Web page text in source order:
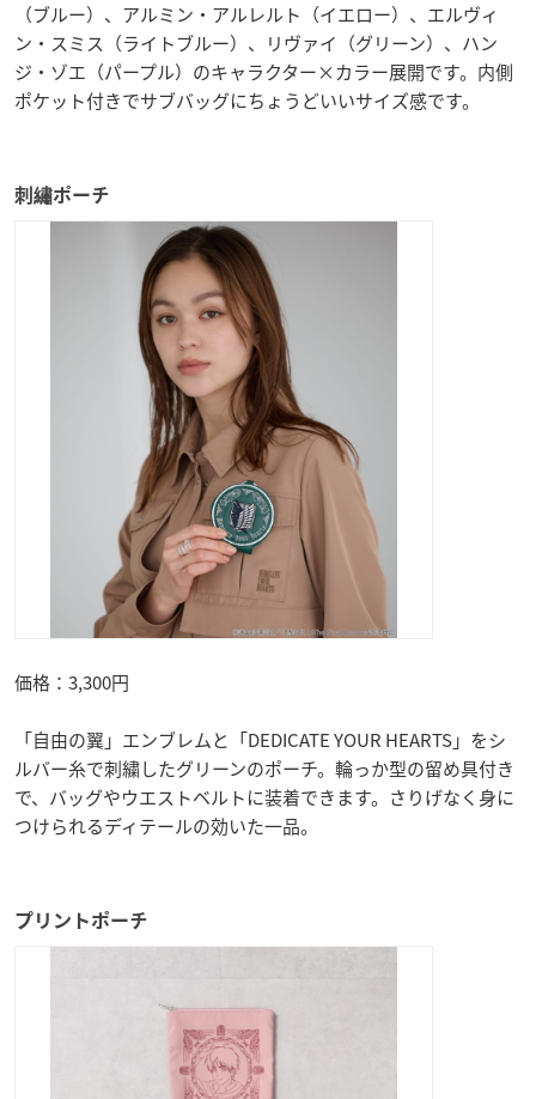
（ブルー）、アルミン・アルレルト（イエロー）、エルヴィ
ン・スミス（ライトブルー）、リヴァイ（グリーン）、ハン
ジ・ゾエ（パープル）のキャラクター×カラー展開です。内側
ポケット付きでサブバッグにちょうどいいサイズ感です。
刺繡ポーチ
価格：3,300円
「自由の翼」エンブレムと「DEDICATE YOUR HEARTS」をシ
ルバー糸で刺繍したグリーンのポーチ。輪っか型の留め具付き
で、バッグやウエストベルトに装着できます。さりげなく身に
つけられるディテールの効いた一品。
プリントポーチ